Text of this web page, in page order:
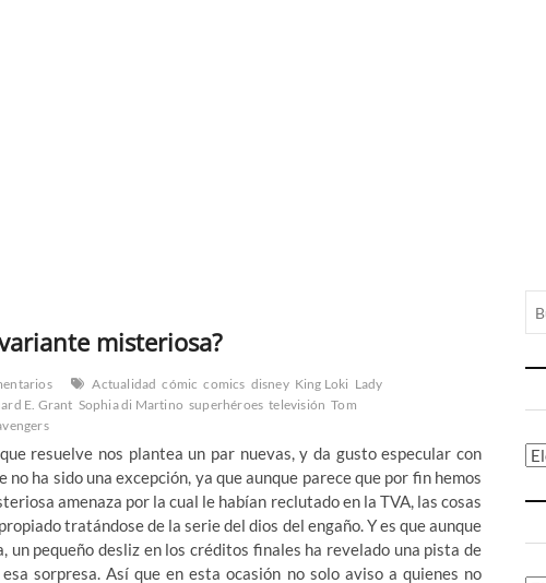
misteriosa?
Actualidad cómic comics disney King Loki Lady
E. Grant Sophia di Martino superhéroes televisión Tom
resuelve nos plantea un par nuevas, y da gusto especular con
ha sido una excepción, ya que aunque parece que por fin hemos
amenaza por la cual le habían reclutado en la TVA, las cosas
tratándose de la serie del dios del engaño. Y es que aunque
un pequeño desliz en los créditos finales ha revelado una pista de
sorpresa. Así que en esta ocasión no solo aviso a quienes no